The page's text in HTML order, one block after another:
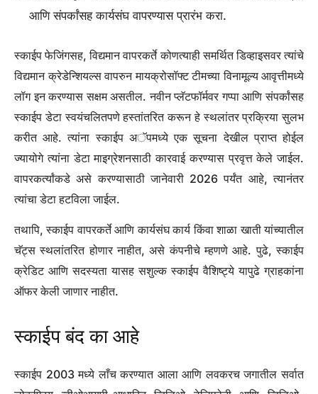
अधिकृत मायक्रोसॉफ्ट टीम वेबसाइटवरून आपल्या डिव्हाइसवर
कार्यसंघ डाउनलोड करा.
स्काईप क्रेडेन्शियल्ससह लॉग इन करा.
आणि संपर्कांसह कार्यसंघ वापरण्यास प्रारंभ करा.
स्काईप फेजिंगसह, विद्यमान वापरकर्ते कोणत्याही समर्थित डिव्हाइसवर त्यांचे
विद्यमान क्रेडेन्शियल्स वापरुन मायक्रोसॉफ्ट टीमच्या विनामूल्य आवृत्तीमध्ये
स्काईप डेटा स्वयंचलितपणे हस्तांतरित करून हे स्थलांतर प्रक्रिया सुलभ
ज्यायोगे त्यांना डेटा माइग्रेशनसाठी कारवाई करण्यास प्रवृत्त केले जाईल.